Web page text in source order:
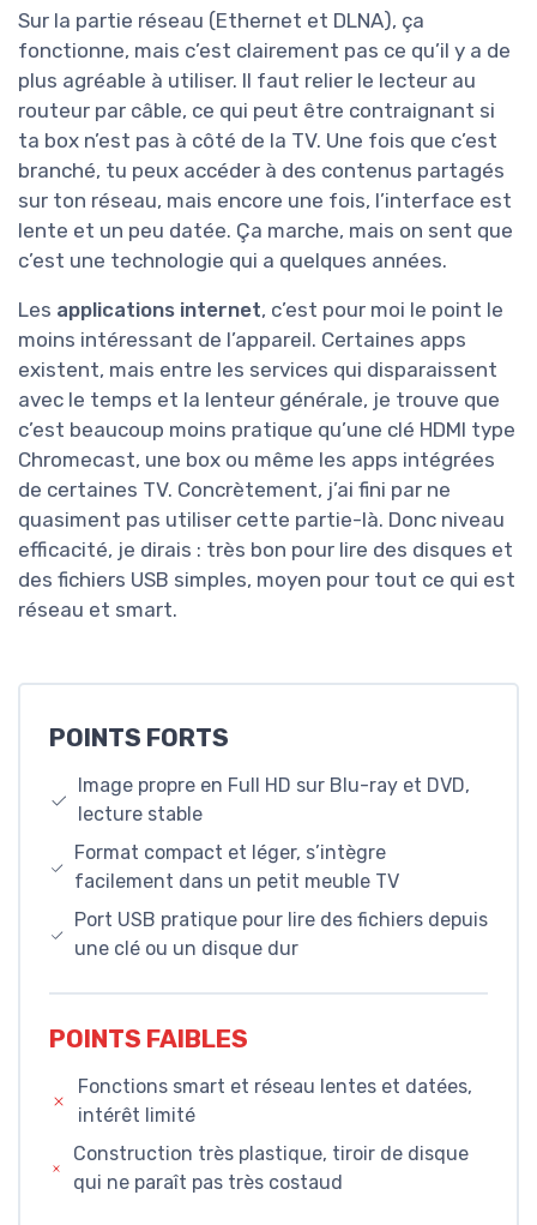
Sur la partie réseau (Ethernet et DLNA), ça
fonctionne, mais c’est clairement pas ce qu’il y a de
plus agréable à utiliser. Il faut relier le lecteur au
routeur par câble, ce qui peut être contraignant si
ta box n’est pas à côté de la TV. Une fois que c’est
branché, tu peux accéder à des contenus partagés
sur ton réseau, mais encore une fois, l’interface est
lente et un peu datée. Ça marche, mais on sent que
c’est une technologie qui a quelques années.
Les applications internet, c’est pour moi le point le
moins intéressant de l’appareil. Certaines apps
existent, mais entre les services qui disparaissent
avec le temps et la lenteur générale, je trouve que
c’est beaucoup moins pratique qu’une clé HDMI type
Chromecast, une box ou même les apps intégrées
de certaines TV. Concrètement, j’ai fini par ne
quasiment pas utiliser cette partie-là. Donc niveau
efficacité, je dirais : très bon pour lire des disques et
des fichiers USB simples, moyen pour tout ce qui est
réseau et smart.
POINTS FORTS
Image propre en Full HD sur Blu-ray et DVD,
lecture stable
Format compact et léger, s’intègre
facilement dans un petit meuble TV
Port USB pratique pour lire des fichiers depuis
une clé ou un disque dur
POINTS FAIBLES
Fonctions smart et réseau lentes et datées,
intérêt limité
Construction très plastique, tiroir de disque
qui ne paraît pas très costaud